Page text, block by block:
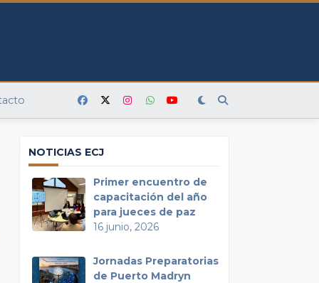
NOTICIAS ECJ
Primer encuentro de
capacitación del año
para jueces de paz
16 junio, 2026
Jornadas Preparatorias
de Puerto Madryn